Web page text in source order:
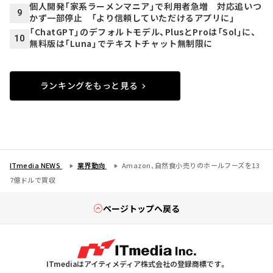
9
個人開発「家系ラーメンマニア」で利用者急増 対応追いつ
かず一部停止 「より信頼していただけるアプリに」
10
「ChatGPT」のデフォルトモデル、PlusとProは「Sol」に、
無料版は「Luna」でテキストチャット無制限に
ランキングをもっと見る
ITmedia NEWS 業界動向
Amazon、自然食小売りのホールフーズを13
7億ドルで買収
ページトップへ戻る
ITmediaはアイティメディア株式会社の登録商標です。